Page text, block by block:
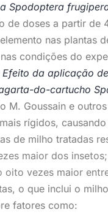
Spodoptera
de doses a partir de
nas plantas
condições do
Efeito da aplicação
do-cartucho
M. Goussain e
rígidos,
de milho tratadas
maior dos insetos;
oito vezes maior
o que inclui o
fatores como: